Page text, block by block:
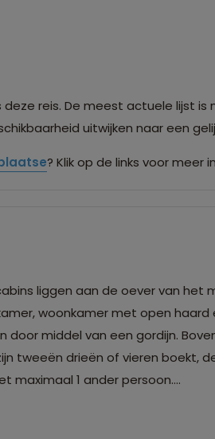
reis. De meest actuele lijst is
uitwijken naar een
? Klik op de links voor meer
liggen aan de oever van het
woonkamer met open haard
middel van een gordijn.
tweeën drieën of vieren boekt,
maximaal 1 ander persoon.